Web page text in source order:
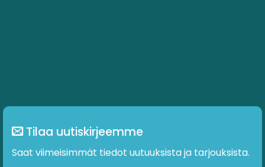
Tilaa uutiskirjeemme
Saat viimeisimmät tiedot uutuuksista ja tarjouksista.